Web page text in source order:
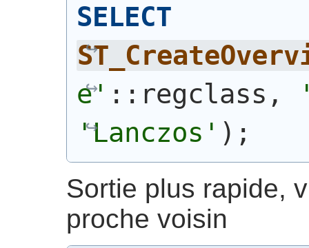
SELECT
e' ::regclass,
'Lanczos' ) ;
Sortie plus rapide,
proche voisin